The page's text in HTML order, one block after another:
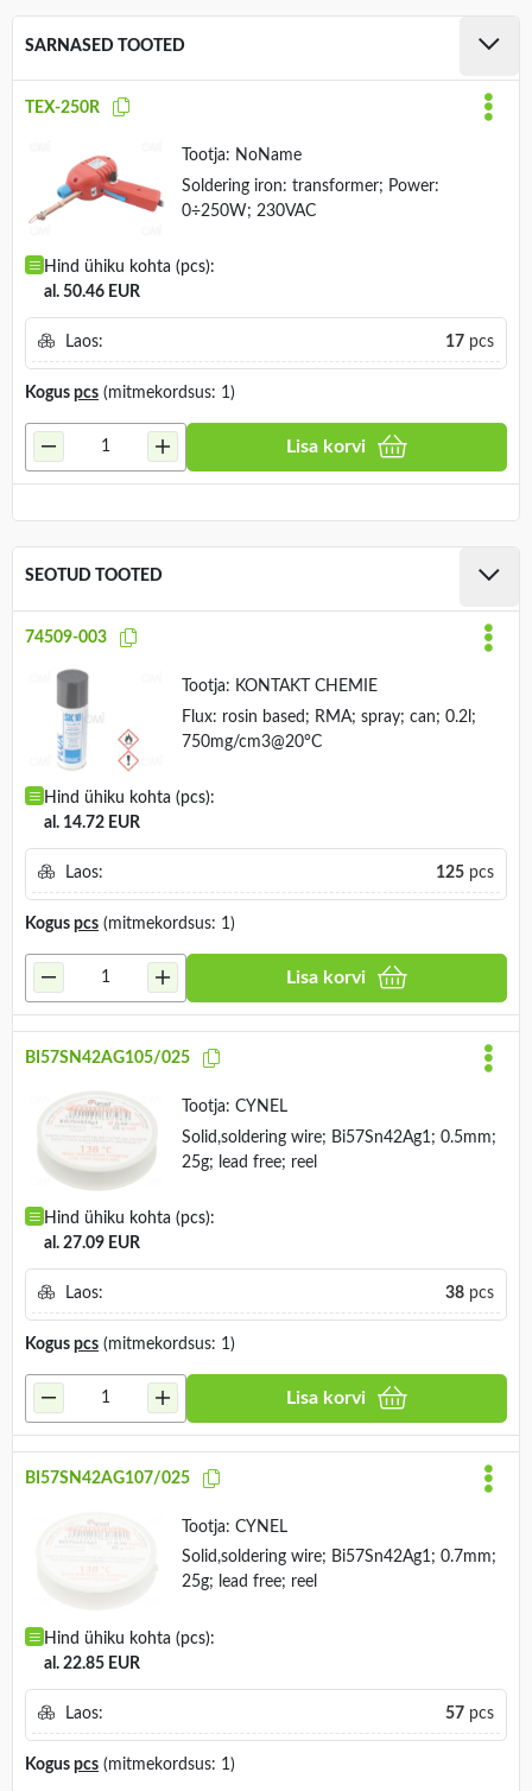
SARNASED TOOTED
TEX-250R
Tootja: NoName
Soldering iron: transformer; Power:
0÷250W; 230VAC
Hind ühiku kohta (pcs):
al. 50.46 EUR
Laos: 17 pcs
Kogus pcs (mitmekordsus: 1)
Lisa korvi
SEOTUD TOOTED
74509-003
Tootja: KONTAKT CHEMIE
Flux: rosin based; RMA; spray; can; 0.2l;
750mg/cm3@20°C
Hind ühiku kohta (pcs):
al. 14.72 EUR
Laos: 125 pcs
Kogus pcs (mitmekordsus: 1)
Lisa korvi
BI57SN42AG105/025
Tootja: CYNEL
Solid,soldering wire; Bi57Sn42Ag1; 0.5mm;
25g; lead free; reel
Hind ühiku kohta (pcs):
al. 27.09 EUR
Laos: 38 pcs
Kogus pcs (mitmekordsus: 1)
Lisa korvi
BI57SN42AG107/025
Tootja: CYNEL
Solid,soldering wire; Bi57Sn42Ag1; 0.7mm;
25g; lead free; reel
Hind ühiku kohta (pcs):
al. 22.85 EUR
Laos: 57 pcs
Kogus pcs (mitmekordsus: 1)